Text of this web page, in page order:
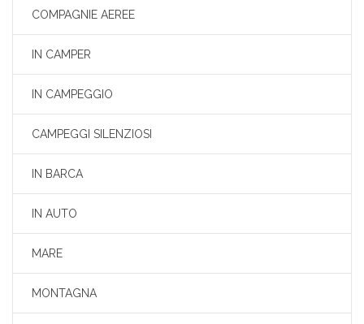
COMPAGNIE AEREE
IN CAMPER
IN CAMPEGGIO
CAMPEGGI SILENZIOSI
IN BARCA
IN AUTO
MARE
MONTAGNA